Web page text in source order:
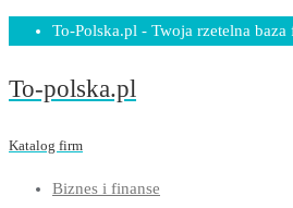
Skip
content
To-Polska.pl - Twoja rzetelna
To-polska.pl
Katalog firm
Biznes i finanse